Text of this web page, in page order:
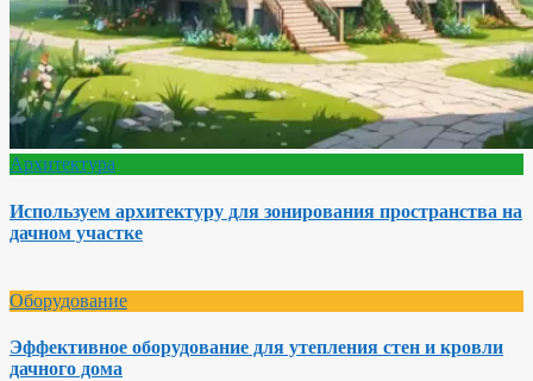
Архитектура
Используем архитектуру для зонирования пространства на
дачном участке
Оборудование
Эффективное оборудование для утепления стен и кровли
дачного дома